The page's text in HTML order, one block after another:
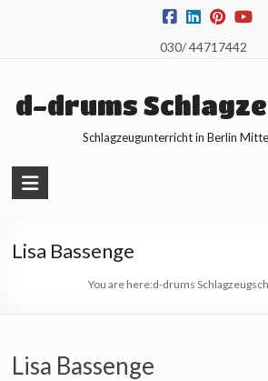
030/ 44717442
d-drums
Schlagzeugunterricht in Berlin
Lisa Bassenge
You are here:d-drums
Lisa Bassenge